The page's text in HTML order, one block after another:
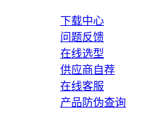
下载中心
问题反馈
在线选型
供应商自荐
在线客服
产品防伪查询